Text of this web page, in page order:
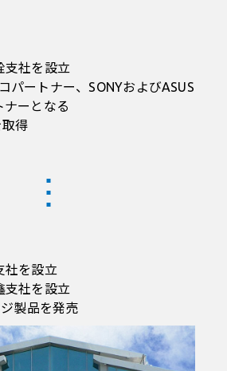
支社を設立
パートナー、SONYおよびASUS
ナーとなる
得
社を設立
支社を設立
製品を発売